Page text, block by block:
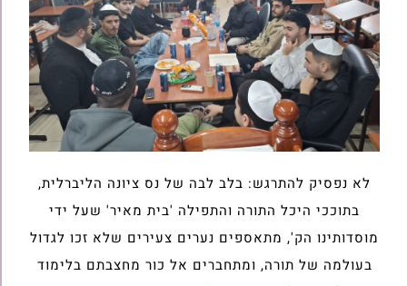
לא נפסיק להתרגש: בלב לבה של נס ציונה הליברלית,
בתוככי היכל התורה והתפילה 'בית מאיר' שעל ידי
מוסדותינו הק', מתאספים נערים צעירים שלא זכו לגדול
בעולמה של תורה, ומתחברים אל כור מחצבתם בלימוד